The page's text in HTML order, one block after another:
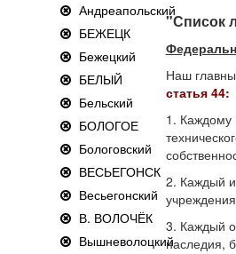
Андреапольский
БЕЖЕЦК
Бежецкий
БЕЛЫЙ
Бельский
БОЛОГОЕ
Бологовский
ВЕСЬЕГОНСК
Весьегонский
В. ВОЛОЧЁК
Вышневолоцкий
"Список
Наш
статья 44:
1. Каждому
2. Каждый
3. Каждый
наследия,